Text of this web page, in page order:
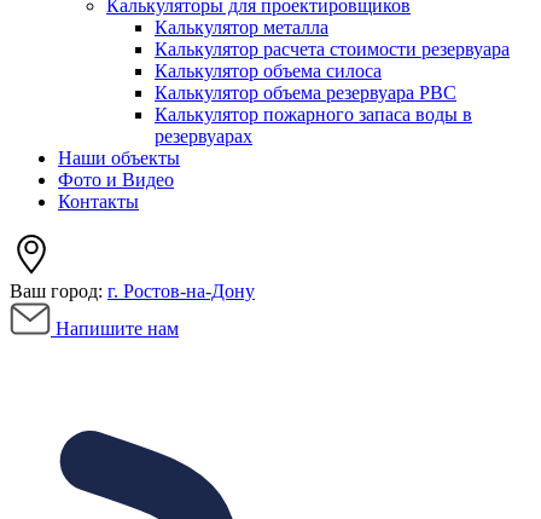
Калькуляторы для проектировщиков
Калькулятор металла
Калькулятор расчета стоимости резервуара
Калькулятор объема силоса
Калькулятор объема резервуара РВС
Калькулятор пожарного запаса воды в
резервуарах
Наши объекты
Фото и Видео
Контакты
Ваш город: г. Ростов-на-Дону
Напишите нам